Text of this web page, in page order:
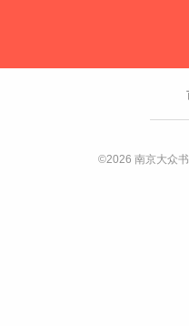
©2026 南京大众